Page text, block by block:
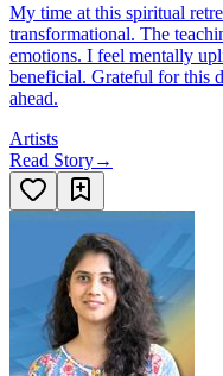
My time at this spiritual
transformational. The
emotions. I feel mentally
beneficial. Grateful for this
ahead.
Artists
Read Story→